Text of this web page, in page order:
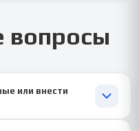
вопросы
или внести